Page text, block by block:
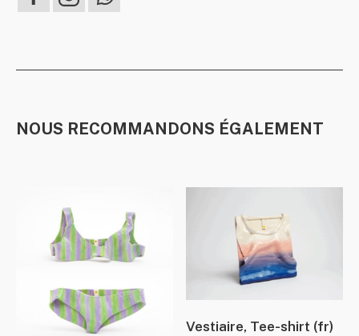
NOUS RECOMMANDONS ÉGALEMENT
Vestiaire, Tee-shirt (fr)